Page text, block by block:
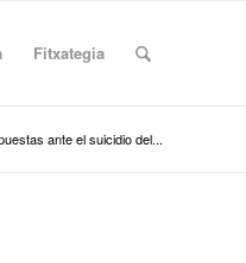
Fitxategia
ante el suicidio del...